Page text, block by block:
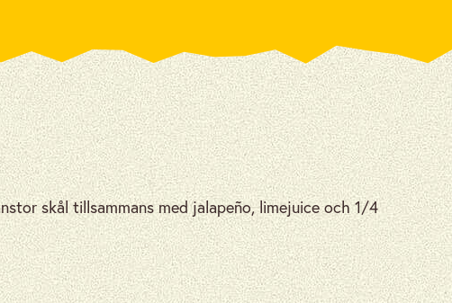
skål tillsammans med jalapeño, limejuice och 1/4